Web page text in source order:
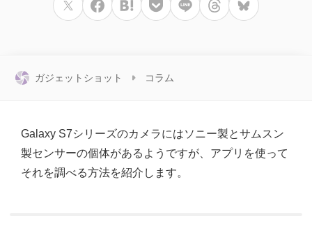
ガジェットショット コラム
Galaxy S7シリーズのカメラにはソニー製とサムスン
製センサーの個体があるようですが、アプリを使って
それを調べる方法を紹介します。